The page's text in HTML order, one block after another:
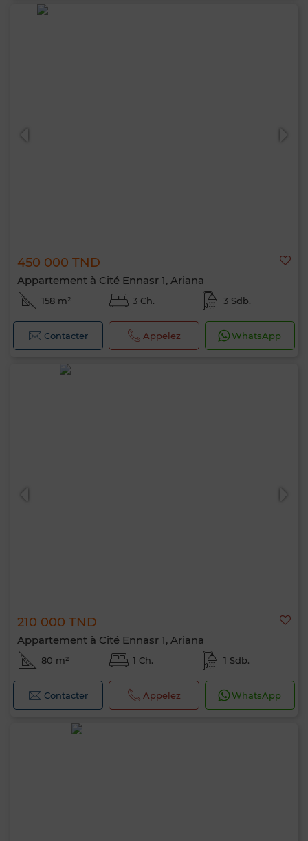
450 000 TND
Appartement à Cité Ennasr 1, Ariana
158 m² 3 Ch. 3 Sdb.
Contacter Appelez WhatsApp
210 000 TND
Appartement à Cité Ennasr 1, Ariana
80 m² 1 Ch. 1 Sdb.
Contacter Appelez WhatsApp